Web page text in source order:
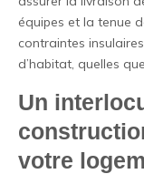
équipes et la tenue
contraintes
d’habitat, quelles
Un
votre